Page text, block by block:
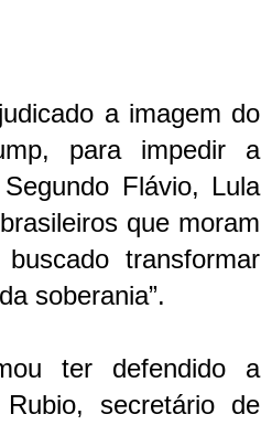
a imagem do
para impedir a
Flávio, Lula
que moram
transformar
soberania”.
ter defendido a
secretário de